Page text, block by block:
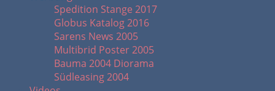
Spedition Stange 2017
Globus Katalog 2016
Sarens News 2005
Multibrid Poster 2005
Bauma 2004 Diorama
Südleasing 2004